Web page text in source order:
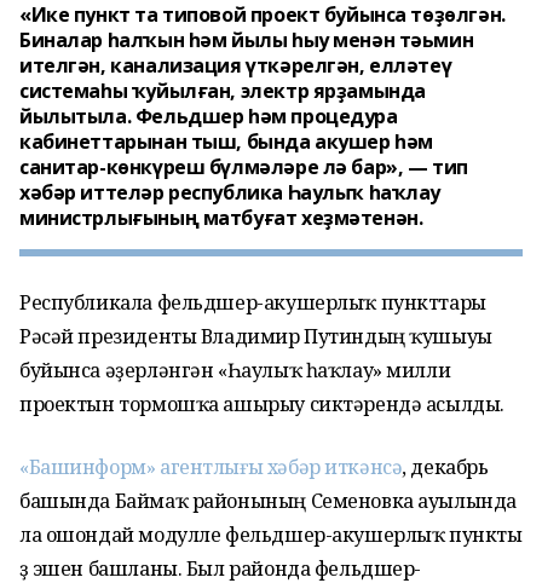
«Ике пункт та типовой проект буйынса төҙөлгән.
Биналар һалҡын һәм йылы һыу менән тәьмин
ителгән, канализация үткәрелгән, елләтеү
системаһы ҡуйылған, электр ярҙамында
йылытыла. Фельдшер һәм процедура
кабинеттарынан тыш, бында акушер һәм
санитар-көнкүреш бүлмәләре лә бар», — тип
хәбәр иттеләр республика Һаулыҡ һаҡлау
министрлығының матбуғат хеҙмәтенән.
Республикала фельдшер-акушерлыҡ пункттары
Рәсәй президенты Владимир Путиндың ҡушыуы
буйынса әҙерләнгән «Һаулыҡ һаҡлау» милли
проектын тормошҡа ашырыу сиктәрендә асылды.
«Башинформ» агентлығы хәбәр иткәнсә, декабрь
башында Баймаҡ районының Семеновка ауылында
ла ошондай модулле фельдшер-акушерлыҡ пункты
үҙ эшен башланы. Был районда фельдшер-